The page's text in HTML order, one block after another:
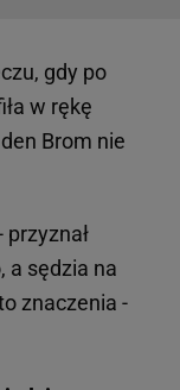
gdy po
w rękę
Brom nie
a sędzia na
znaczenia -